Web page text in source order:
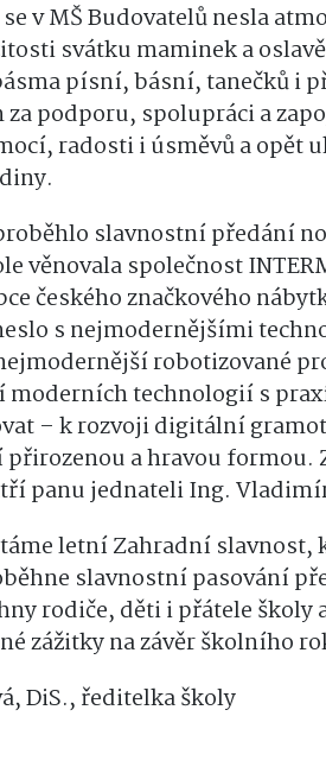
v MŠ Budovatelů nesla
svátku maminek a
písní, básní, tanečků i
podporu, spolupráci a
radosti i úsměvů a opět
slavnostní předání
věnovala společnost
českého značkového
s nejmodernějšími
robotizované
moderních technologií s
– k rozvoji digitální
a hravou formou.
panu jednateli Ing.
letní Zahradní slavnost,
slavnostní pasování
rodiče, děti i přátele školy
zážitky na závěr školního
DiS., ředitelka školy